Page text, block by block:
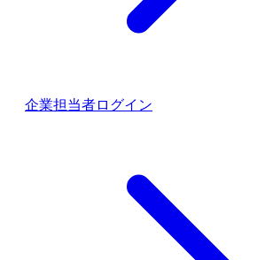
企業担当者ログイン